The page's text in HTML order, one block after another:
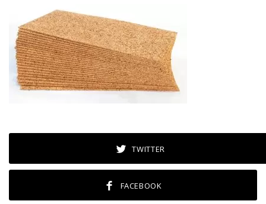
TWITTER
FACEBOOK